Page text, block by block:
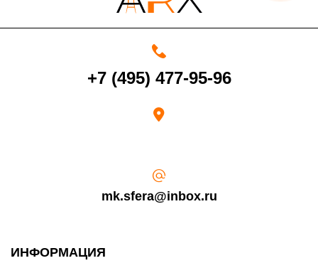
Срок возврата товара надлежащего качества составляет 30 дней с
счет в течение 5-30 рабочих дней (срок зависит от банка, который
выдал Вашу банковскую карту).+7 (495) 477-95-96
mk.sfera@inbox.ru
ИНФОРМАЦИЯ